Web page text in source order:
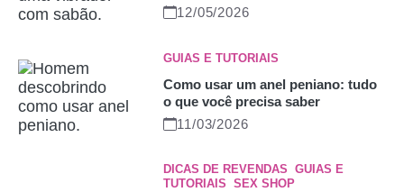
12/05/2026
GUIAS E TUTORIAIS
Como usar um anel peniano: tudo
o que você precisa saber
11/03/2026
DICAS DE REVENDAS GUIAS E
TUTORIAIS SEX SHOP